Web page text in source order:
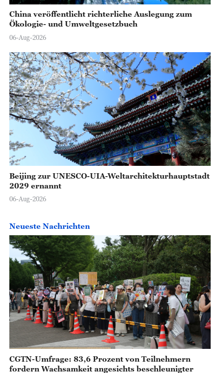
China veröffentlicht richterliche Auslegung zum
Ökologie- und Umweltgesetzbuch
06-Aug-2026
Beijing zur UNESCO-UIA-Weltarchitekturhauptstadt
2029 ernannt
06-Aug-2026
Neueste Nachrichten
CGTN-Umfrage: 83,6 Prozent von Teilnehmern
fordern Wachsamkeit angesichts beschleunigter